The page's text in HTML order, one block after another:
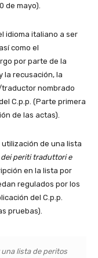
de mayo).
idioma italiano a ser
como el
por parte de la
la recusación, la
traductor nombrado
C.p.p. (Parte primera
de las actas).
de una lista
dei periti traduttori e
en la lista por
regulados por los
del C.p.p.
pruebas).
lista de peritos